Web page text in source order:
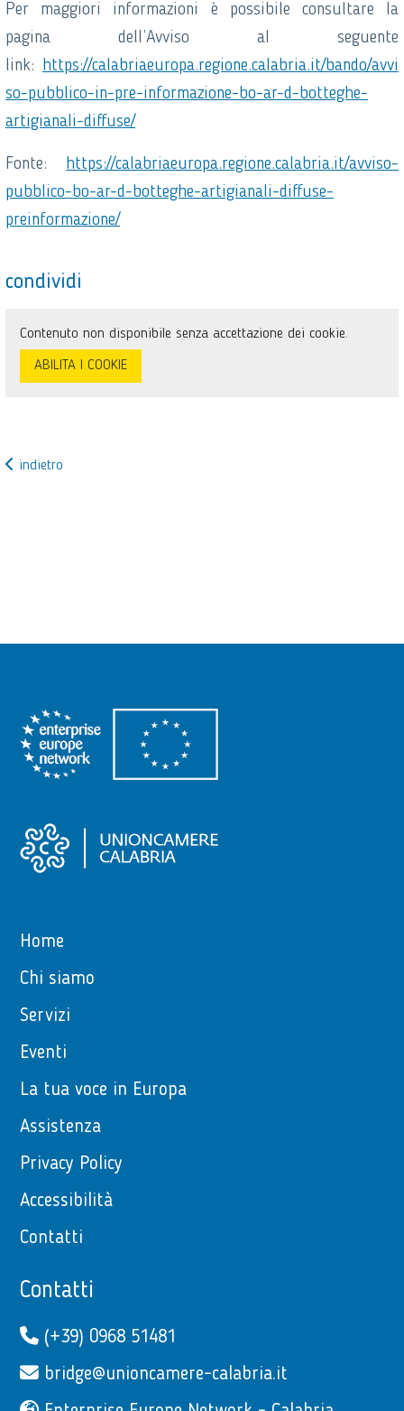
Per maggiori informazioni è possibile consultare la
pagina dell’Avviso al seguente
link: https://calabriaeuropa.regione.calabria.it/bando/avvi
so-pubblico-in-pre-informazione-bo-ar-d-botteghe-
artigianali-diffuse/
Fonte: https://calabriaeuropa.regione.calabria.it/avviso-
pubblico-bo-ar-d-botteghe-artigianali-diffuse-
preinformazione/
condividi
Contenuto non disponibile senza accettazione dei cookie.
ABILITA I COOKIE
indietro
Home
Chi siamo
Servizi
Eventi
La tua voce in Europa
Assistenza
Privacy Policy
Accessibilità
Contatti
Contatti
(+39) 0968 51481
bridge@unioncamere-calabria.it